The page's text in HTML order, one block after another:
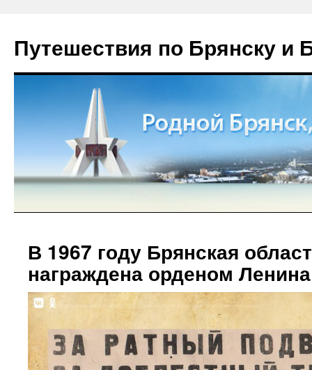
Путешествия по Брянску и
В 1967 году Брянская
награждена орденом Ленина